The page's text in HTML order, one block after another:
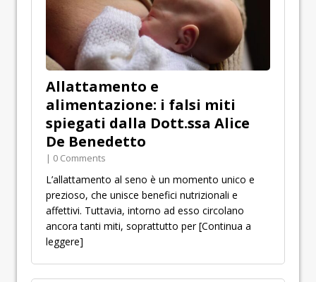
Allattamento e
alimentazione: i falsi miti
spiegati dalla Dott.ssa Alice
De Benedetto
| 0 Comments
L’allattamento al seno è un momento unico e
prezioso, che unisce benefici nutrizionali e
affettivi. Tuttavia, intorno ad esso circolano
ancora tanti miti, soprattutto per[Continua a
leggere]